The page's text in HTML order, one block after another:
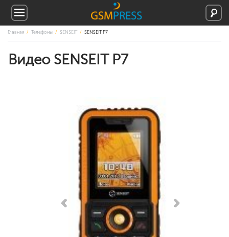
Главная Телефоны SENSEIT SENSEIT P7
Видео SENSEIT P7